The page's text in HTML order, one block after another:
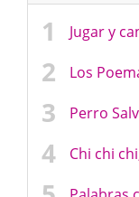
Jugar y
Los
Perro
Chi chi